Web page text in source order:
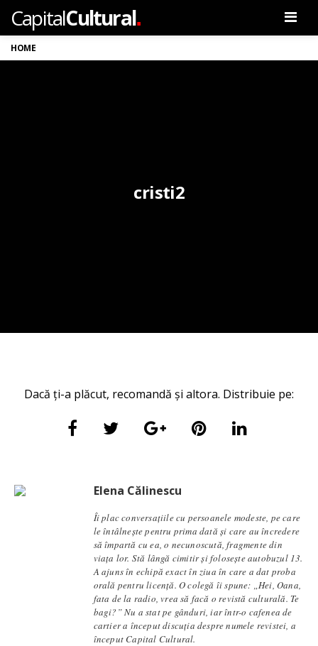
CapitalCultural.
HOME
cristi2
Dacă ți-a plăcut, recomandă și altora. Distribuie pe:
Elena Călinescu
Îi plac conversaţiile cu persoanele modeste, pe care
le întâlneşte pentru prima dată şi care au încredere
să împartă cu ea, o necunoscută, fragmente din
viaţa lor. Stă lângă cimitir și foloseşte autobuzul 13.
A ajuns în echipă exact în ziua în care a dat proba
orală pentru licență. O colegă îi spune: „Hei, Oana,
fata de la radio, vrea să facă o revistă culturală. Te
bagi?” Nu a stat pe gânduri, iar într-o cafenea de
cartier a început discuția despre numele revistei, a
început Capital Cultural.